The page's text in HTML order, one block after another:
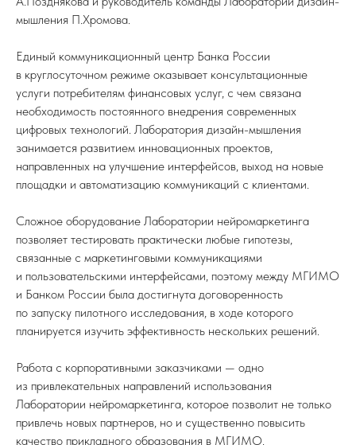
мышления П.Хромова.
Единый коммуникационный центр Банка России
в круглосуточном режиме оказывает консультационные
услуги потребителям финансовых услуг, с чем связана
необходимость постоянного внедрения современных
цифровых технологий. Лаборатория дизайн-мышления
занимается развитием инновационных проектов,
направленных на улучшение интерфейсов, выход на новые
площадки и автоматизацию коммуникаций с клиентами.
Сложное оборудование Лаборатории нейромаркетинга
позволяет тестировать практически любые гипотезы,
связанные с маркетинговыми коммуникациями
и пользовательскими интерфейсами, поэтому между МГИМО
и Банком России была достигнута договоренность
по запуску пилотного исследования, в ходе которого
планируется изучить эффективность нескольких решений.
Работа с корпоративными заказчиками — одно
из привлекательных направлений использования
Лаборатории нейромаркетинга, которое позволит не только
привлечь новых партнеров, но и существенно повысить
качество прикладного образования в МГИМО.